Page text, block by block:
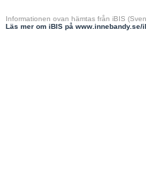
Informationen ovan hämtas från iBIS
Läs mer om iBIS på www.innebandy.se/